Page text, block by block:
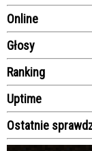
Online
Głosy
Ranking
Uptime
Ostatnie